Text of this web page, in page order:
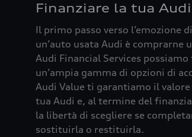
Finanziare la tua Audi
Il primo passo verso l’emozione
un’auto usata Audi è comprarne
Audi Financial Services
un’ampia gamma di opzioni di
Audi Value ti garantiamo il
tua Audi e, al termine del
la libertà di scegliere se
sostituirla o restituirla.